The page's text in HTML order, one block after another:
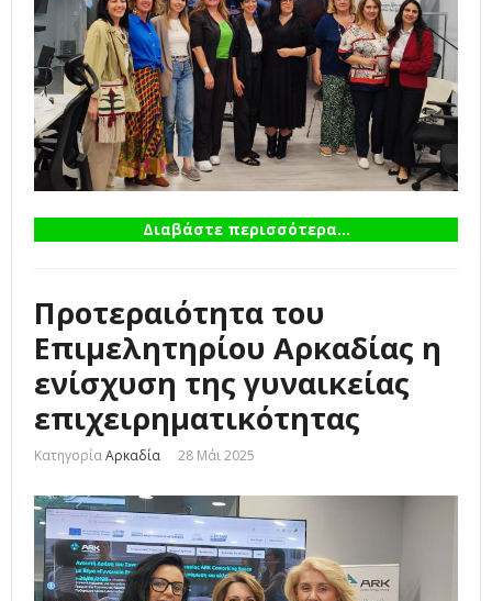
Διαβάστε περισσότερα...
Προτεραιότητα του
Επιμελητηρίου Αρκαδίας η
ενίσχυση της γυναικείας
επιχειρηματικότητας
ΚατηγορίαΑρκαδία 28 Μάι 2025